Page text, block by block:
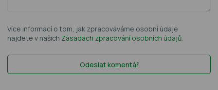
Více informací o tom, jak zpracováváme osobní údaje
najdete v našich Zásadách zpracování osobních údajů